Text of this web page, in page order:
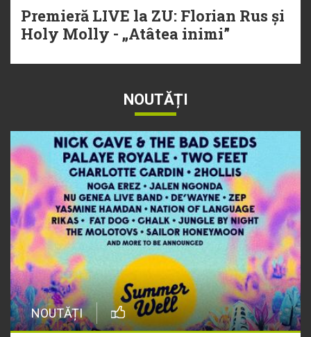
Premieră LIVE la ZU: Florian Rus și
Holy Molly - „Atâtea inimi”
NOUTĂȚI
NOUTĂȚI